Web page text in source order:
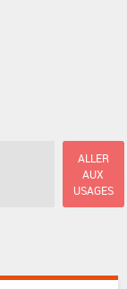
ALLER
AUX
USAGES